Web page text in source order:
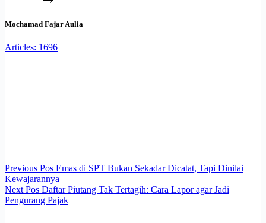
Mochamad Fajar Aulia
Articles: 1696
Previous Pos Emas di SPT Bukan Sekadar Dicatat, Tapi Dinilai
Kewajarannya
Next Pos Daftar Piutang Tak Tertagih: Cara Lapor agar Jadi
Pengurang Pajak